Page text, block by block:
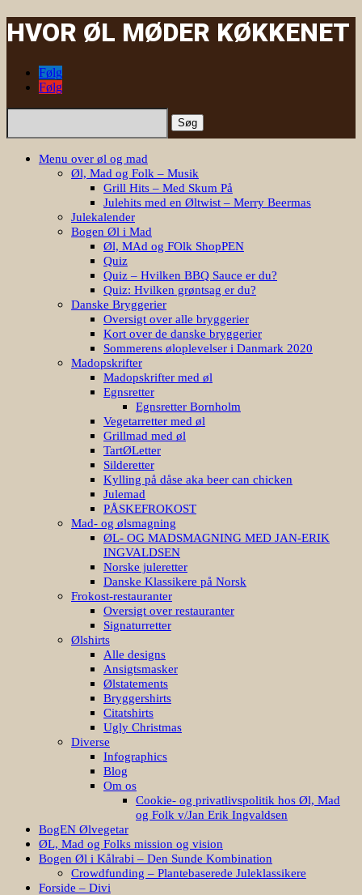
HVOR ØL MØDER KØKKENET
Følg
Følg
Søg
Menu over øl og mad
Øl, Mad og Folk – Musik
Grill Hits – Med Skum På
Julehits med en Øltwist – Merry Beermas
Julekalender
Bogen Øl i Mad
Øl, MAd og FOlk ShopPEN
Quiz
Quiz – Hvilken BBQ Sauce er du?
Quiz: Hvilken grøntsag er du?
Danske Bryggerier
Oversigt over alle bryggerier
Kort over de danske bryggerier
Sommerens øloplevelser i Danmark 2020
Madopskrifter
Madopskrifter med øl
Egnsretter
Egnsretter Bornholm
Vegetarretter med øl
Grillmad med øl
TartØLetter
Silderetter
Kylling på dåse aka beer can chicken
Julemad
PÅSKEFROKOST
Mad- og ølsmagning
ØL- OG MADSMAGNING MED JAN-ERIK
INGVALDSEN
Norske juleretter
Danske Klassikere på Norsk
Frokost-restauranter
Oversigt over restauranter
Signaturretter
Ølshirts
Alle designs
Ansigtsmasker
Ølstatements
Bryggershirts
Citatshirts
Ugly Christmas
Diverse
Infographics
Blog
Om os
Cookie- og privatlivspolitik hos Øl, Mad
og Folk v/Jan Erik Ingvaldsen
BogEN Ølvegetar
ØL, Mad og Folks mission og vision
Bogen Øl i Kålrabi – Den Sunde Kombination
Crowdfunding – Plantebaserede Juleklassikere
Forside – Divi